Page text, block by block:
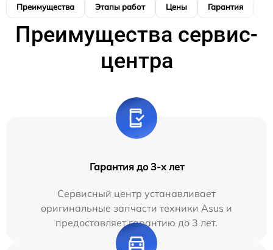
Преимущества Этапы работ Цены Гарантия
Преимущества сервис-
центра
Гарантия до 3-х лет
Сервисный центр устанавливает
оригинальные запчасти техники Asus и
предоставляет гарантию до 3 лет.